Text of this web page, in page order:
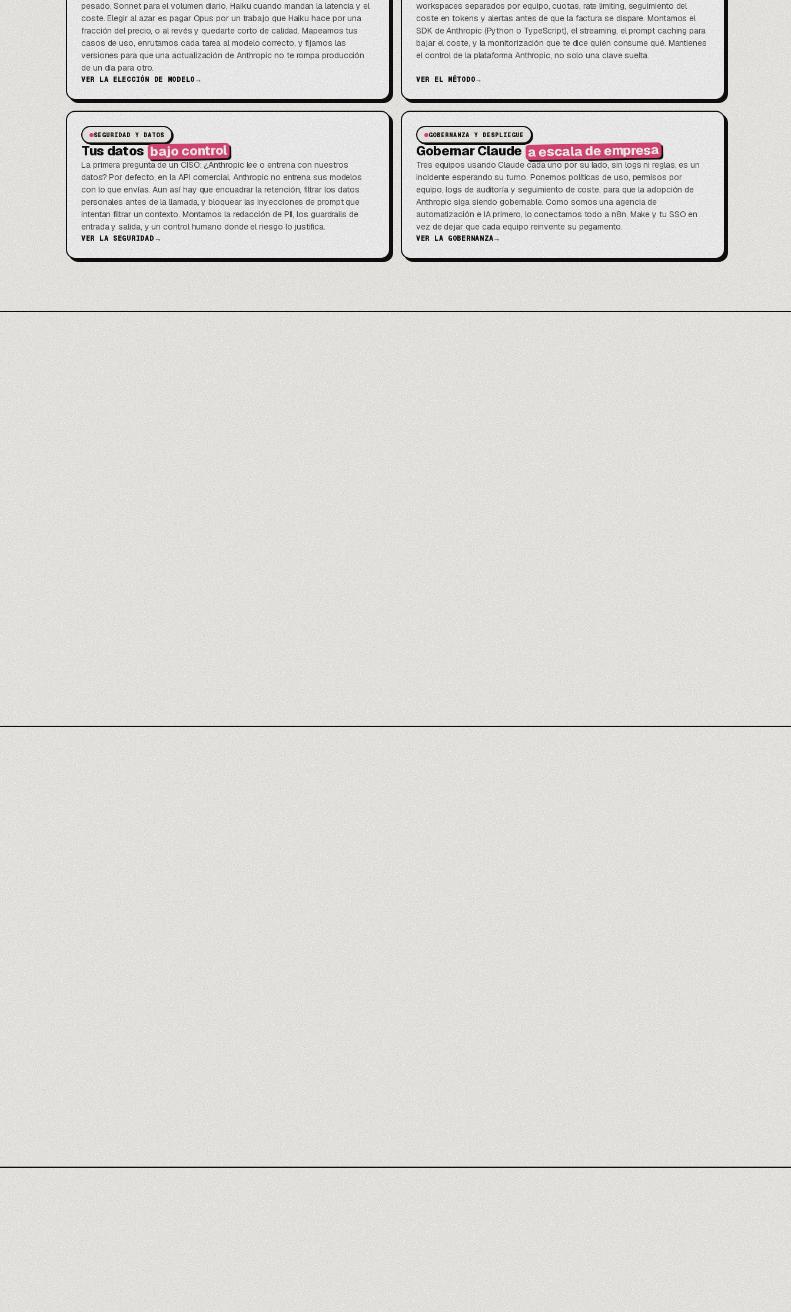
pesado, Sonnet para el volumen diario, Haiku cuando mandan la latencia y el
coste. Elegir al azar es pagar Opus por un trabajo que Haiku hace por una
fracción del precio, o al revés y quedarte corto de calidad. Mapeamos tus
casos de uso, enrutamos cada tarea al modelo correcto, y fijamos las
versiones para que una actualización de Anthropic no te rompa producción
de un día para otro.
VER LA ELECCIÓN DE MODELO→
workspaces separados por equipo, cuotas, rate limiting, seguimiento del
coste en tokens y alertas antes de que la factura se dispare. Montamos el
SDK de Anthropic (Python o TypeScript), el streaming, el prompt caching para
bajar el coste, y la monitorización que te dice quién consume qué. Mantienes
el control de la plataforma Anthropic, no solo una clave suelta.
VER EL MÉTODO→
SEGURIDAD Y DATOS
Tus datos bajo control
La primera pregunta de un CISO: ¿Anthropic lee o entrena con nuestros
datos? Por defecto, en la API comercial, Anthropic no entrena sus modelos
con lo que envías. Aun así hay que encuadrar la retención, filtrar los datos
personales antes de la llamada, y bloquear las inyecciones de prompt que
intentan filtrar un contexto. Montamos la redacción de PII, los guardrails de
entrada y salida, y un control humano donde el riesgo lo justifica.
VER LA SEGURIDAD→
GOBERNANZA Y DESPLIEGUE
Gobernar Claude a escala de empresa
Tres equipos usando Claude cada uno por su lado, sin logs ni reglas, es un
incidente esperando su turno. Ponemos políticas de uso, permisos por
equipo, logs de auditoría y seguimiento de coste, para que la adopción de
Anthropic siga siendo gobernable. Como somos una agencia de
automatización e IA primero, lo conectamos todo a n8n, Make y tu SSO en
vez de dejar que cada equipo reinvente su pegamento.
VER LA GOBERNANZA→
OPINIÓN ANTHROPIC MAKE CHATGPT ADCREATIVE.AI
ZAPIER